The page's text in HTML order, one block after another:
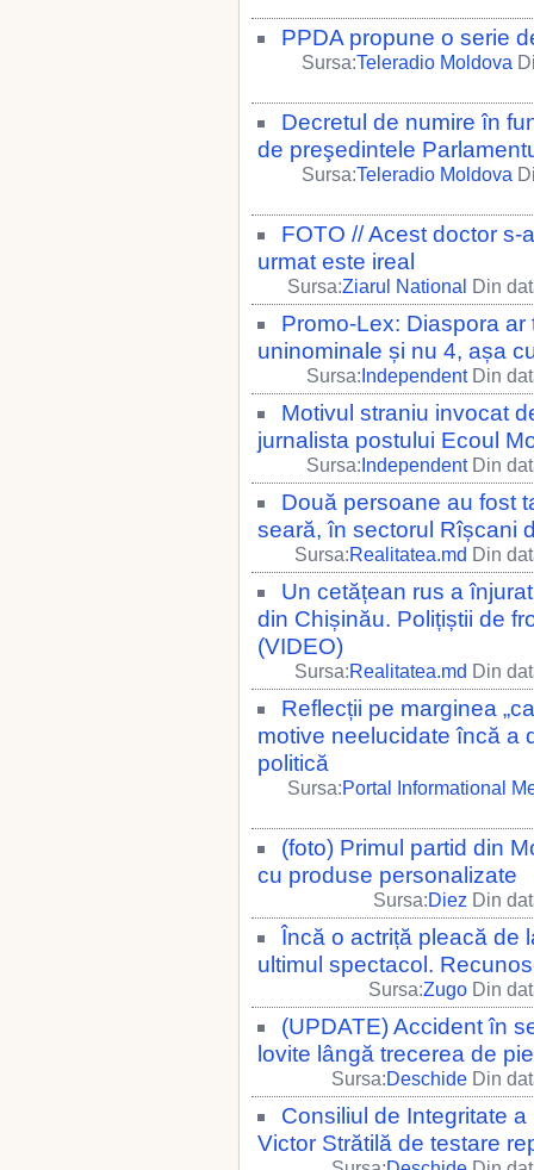
PPDA propune o serie
Sursa:Teleradio Moldova
Decretul de numire în
de preşedintele
Sursa:Teleradio Moldova
FOTO // Acest doctor
urmat este ireal
Sursa:Ziarul National Din
Promo-Lex: Diaspora
uninominale și nu 4, așa
Sursa: IndependentDin
Motivul straniu invocat
jurnalista postului Ecoul
Sursa: IndependentDin
Două persoane au fost
seară, în sectorul Rîșcani
Sursa:Realitatea.md Din
Un cetățean rus a
din Chișinău. Polițiștii de
(VIDEO)
Sursa:Realitatea.md Din
Reflecții pe marginea
motive neelucidate încă a
politică
Sursa:Portal Informational
(foto) Primul partid din
cu produse personalizate
Sursa:Diez Din
Încă o actriță pleacă de
ultimul spectacol.
Sursa:Zugo Din
(UPDATE) Accident în
lovite lângă trecerea de
Sursa:Deschide Din
Consiliul de Integritate
Victor Strătilă de testare